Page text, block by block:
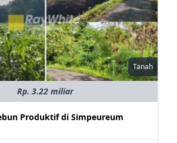
Tanah
Rp. 3.22 miliar
Produktif di Simpeureum